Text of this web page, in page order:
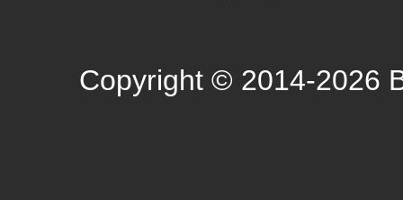
Copyright © 2014-2026